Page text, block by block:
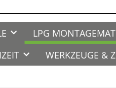
LPG
WERKZEUGE &